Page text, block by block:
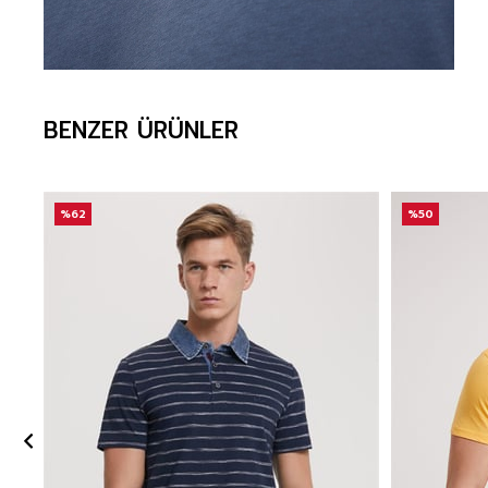
BENZER ÜRÜNLER
%62 %50